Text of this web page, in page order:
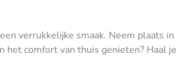
verrukkelijke smaak. Neem plaats in
het comfort van thuis genieten? Haal je